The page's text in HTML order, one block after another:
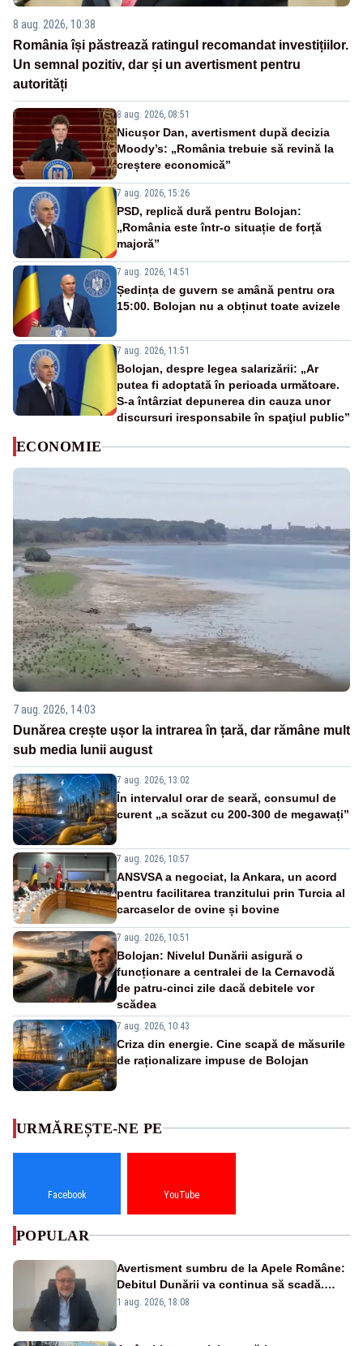
8 aug. 2026, 10:38
România își păstrează ratingul recomandat investițiilor.
Un semnal pozitiv, dar și un avertisment pentru
autorități
8 aug. 2026, 08:51
Nicușor Dan, avertisment după decizia
Moody’s: „România trebuie să revină la
creștere economică”
7 aug. 2026, 15:26
PSD, replică dură pentru Bolojan:
„România este într-o situație de forță
majoră”
7 aug. 2026, 14:51
Ședința de guvern se amână pentru ora
15:00. Bolojan nu a obținut toate avizele
7 aug. 2026, 11:51
Bolojan, despre legea salarizării: „Ar
putea fi adoptată în perioada următoare.
S-a întârziat depunerea din cauza unor
discursuri iresponsabile în spaţiul public”
ECONOMIE
7 aug. 2026, 14:03
Dunărea crește ușor la intrarea în țară, dar rămâne mult
sub media lunii august
7 aug. 2026, 13:02
În intervalul orar de seară, consumul de
curent „a scăzut cu 200-300 de megawați”
7 aug. 2026, 10:57
ANSVSA a negociat, la Ankara, un acord
pentru facilitarea tranzitului prin Turcia al
carcaselor de ovine și bovine
7 aug. 2026, 10:51
Bolojan: Nivelul Dunării asigură o
funcționare a centralei de la Cernavodă
de patru-cinci zile dacă debitele vor
scădea
7 aug. 2026, 10:43
Criza din energie. Cine scapă de măsurile
de raționalizare impuse de Bolojan
URMĂREȘTE-NE PE
Facebook YouTube
POPULAR
Avertisment sumbru de la Apele Române:
Debitul Dunării va continua să scadă.
Cernavodă s-ar putea închide în 4 zile
1 aug. 2026, 18:08